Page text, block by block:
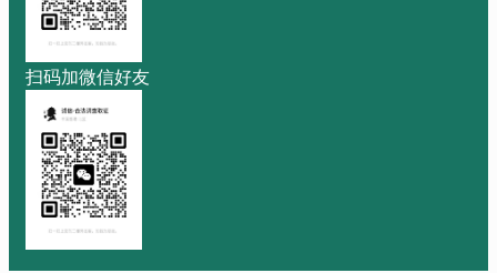
扫码加微信好友